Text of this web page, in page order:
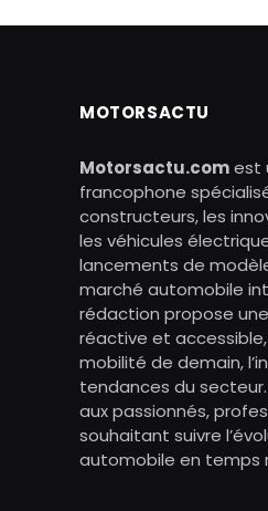
MOTORSACTU
Motorsactu.comest
francophone
constructeurs, les
les véhicules
lancements de
marché automobile
rédaction propose
réactive et
mobilité de demain,
tendances du
aux passionnés,
souhaitant suivre
automobile en temps